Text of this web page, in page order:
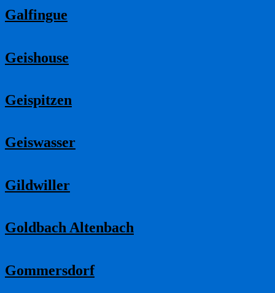
Galfingue
Geishouse
Geispitzen
Geiswasser
Gildwiller
Goldbach Altenbach
Gommersdorf